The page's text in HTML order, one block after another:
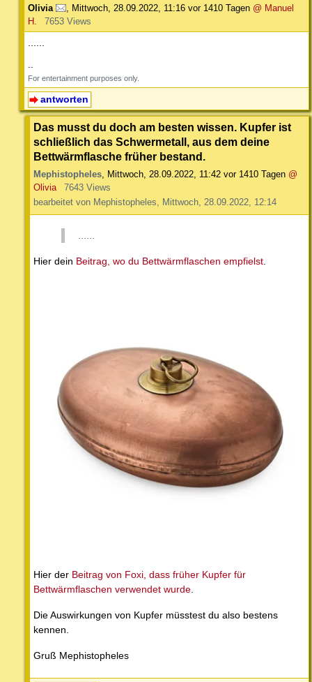
Olivia , Mittwoch, 28.09.2022, 11:16 vor 1410 Tagen @ Manuel
H.
7653 Views
--
For entertainment purposes only.
antworten
Das musst du doch am besten wissen. Kupfer ist
schließlich das Schwermetall, aus dem deine
Bettwärmflasche früher bestand.
Mephistopheles Mittwoch, 28.09.2022, 11:42 vor 1410 Tagen @
Olivia
7643 Views
bearbeitet von Mephistopheles, Mittwoch, 28.09.2022, 12:14
Hier dein Beitrag, wo du Bettwärmflaschen empfielst
Hier der Beitrag von Foxi, dass früher Kupfer für
Bettwärmflaschen verwendet wurde
Die Auswirkungen von Kupfer müsstest du also bestens
kennen.
Gruß Mephistopheles